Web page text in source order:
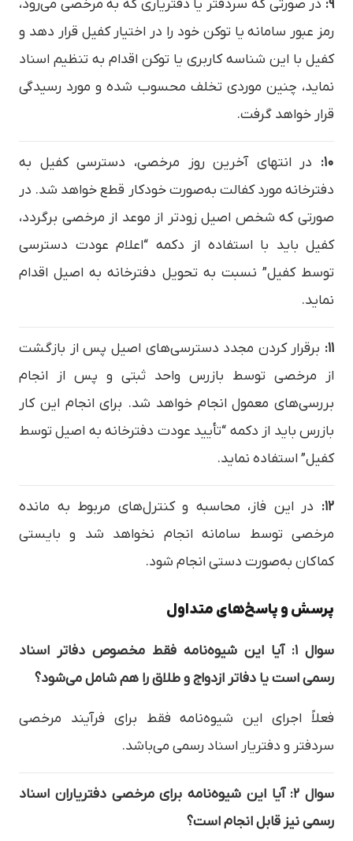
۹: در صورتی که سردفتر یا دفتریاری که به مرخصی می‌رود،
رمز عبور سامانه یا توکن خود را در اختیار کفیل قرار دهد و
کفیل با این شناسه کاربری یا توکن اقدام به تنظیم اسناد
نماید، چنین موردی تخلف محسوب شده و مورد رسیدگی
قرار خواهد گرفت.
۱۰:
در انتهای آخرین روز مرخصی، دسترسی کفیل به
دفترخانه مورد کفالت به‌صورت خودکار قطع خواهد شد. در
صورتی که شخص اصیل زودتر از موعد از مرخصی برگردد،
کفیل باید با استفاده از دکمه “اعلام عودت دسترسی
توسط کفیل” نسبت به تحویل دفترخانه به اصیل اقدام
نماید.
۱۱: برقرار کردن مجدد دسترسی‌های اصیل پس از بازگشت
از مرخصی توسط بازرس واحد ثبتی و پس از انجام
بررسی‌های معمول انجام خواهد شد. برای انجام این کار
بازرس باید از دکمه “تأیید عودت دفترخانه به اصیل توسط
کفیل” استفاده نماید.
۱۲:
در این فاز، محاسبه و کنترل‌های مربوط به مانده
مرخصی توسط سامانه انجام نخواهد شد و بایستی
کماکان به‌صورت دستی انجام شود.
پرسش و پاسخ‌های متداول
سوال ۱: آیا این شیوه‌نامه فقط مخصوص دفاتر اسناد
رسمی است یا دفاتر ازدواج و طلاق را هم شامل می‌شود؟
فعلاً اجرای این شیوه‌نامه فقط برای فرآیند مرخصی
سردفتر و دفتریار اسناد رسمی می‌باشد.
سوال ۲: آیا این شیوه‌نامه برای مرخصی دفتریاران اسناد
رسمی نیز قابل انجام است؟